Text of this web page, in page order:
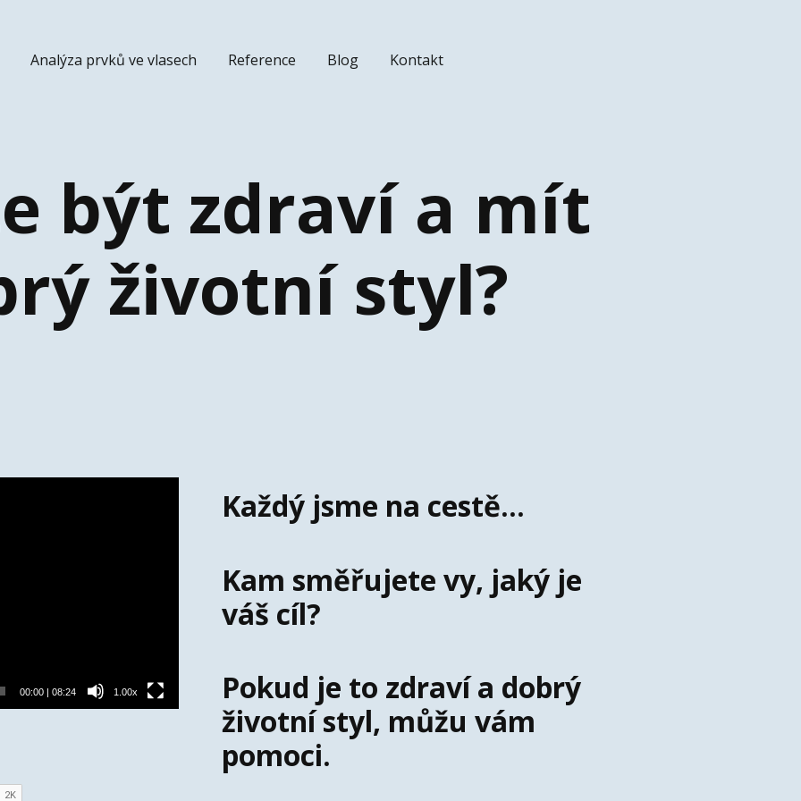
Analýza prvků ve vlasech Reference Blog Kontakt
být zdraví a mít
životní styl?
00:00| 08:24 1.00x
Každý jsme na cestě...
Kam směřujete vy, jaký je
váš cíl?
Pokud je to zdraví a dobrý
životní styl, můžu vám
pomoci.